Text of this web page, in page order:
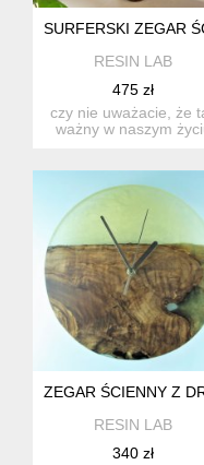
SURFERSKI ZEGAR
RESIN LAB
475 zł
czy nie uważacie, że
ważny w naszym
ZEGAR ŚCIENNY Z
RESIN LAB
340 zł